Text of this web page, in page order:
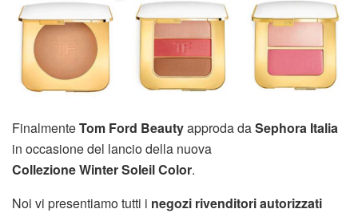
FinalmenteTom Ford Beautyapproda daSephora Italia
in occasione del lancio della nuova
CollezioneWinterSoleil Color.
Noi vi presentiamo tutti i negozi rivenditori autorizzati